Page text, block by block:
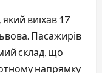
виїхав 17
Пасажирів
склад, що
напрямку